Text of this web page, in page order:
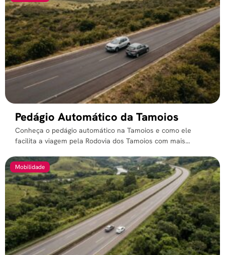
Pedágio Automático da Tamoios
Conheça o pedágio automático na Tamoios e como ele
facilita a viagem pela Rodovia dos Tamoios com mais...
Mobilidade